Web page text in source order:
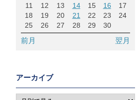
11
12 13 14 15 16
17
18
19 20 21 22 23
24
25
26 27 28 29 30
前月 翌月
アーカイブ